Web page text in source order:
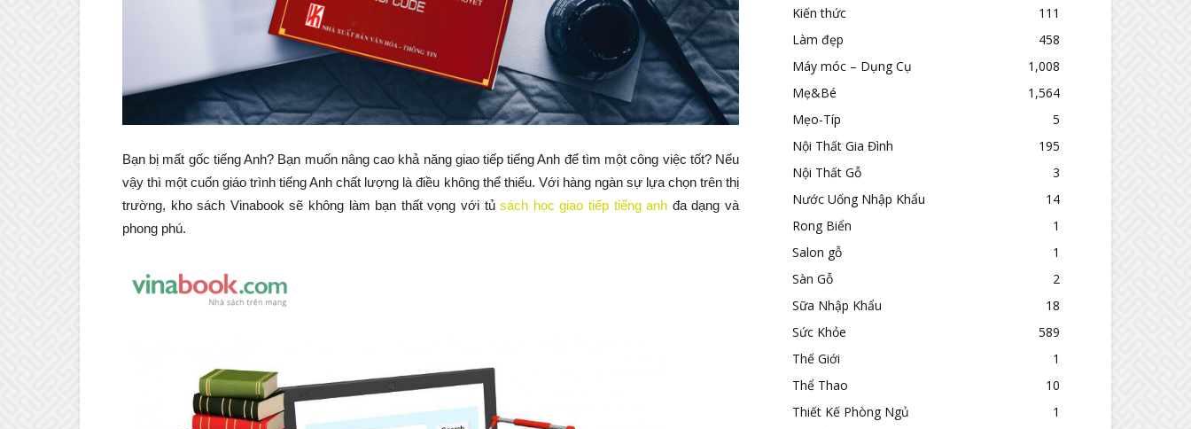
Bạn bị mất gốc tiếng Anh? Bạn muốn nâng cao khả năng giao tiếp tiếng Anh để tìm một công việc tốt? Nếu
vậy thì một cuốn giáo trình tiếng Anh chất lượng là điều không thể thiếu. Với hàng ngàn sự lựa chọn trên thị
trường, kho sách Vinabook sẽ không làm bạn thất vọng với tủsách học giao tiếp tiếng anh đa dạng và
phong phú.
Kiến thức
111
Làm đẹp
458
Máy móc – Dụng Cụ
1,008
Mẹ&Bé
1,564
Mẹo-Típ
5
Nội Thất Gia Đình
195
Nội Thất Gỗ
3
Nước Uống Nhập Khẩu
14
Rong Biển
1
Salon gỗ
1
Sàn Gỗ
2
Sữa Nhập Khẩu
18
Sức Khỏe
589
Thế Giới
1
Thể Thao
10
Thiết Kế Phòng Ngủ
1